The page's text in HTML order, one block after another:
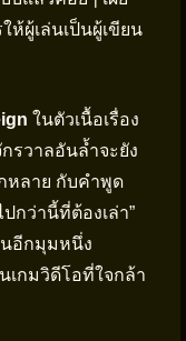
ห้ผู้เล่นเป็นผู้เขียน
ในตัวเนื้อเรื่อง
รวาลอันล้ำจะยัง
หลาย กับคำพูด
กว่านี้ที่ต้องเล่า”
นอีกมุมหนึ่ง
เกมวิดีโอที่ใจกล้า